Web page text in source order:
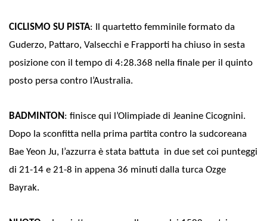
CICLISMO SU PISTA: Il quartetto femminile formato da
Guderzo, Pattaro, Valsecchi e Frapporti ha chiuso in sesta
posizione con il tempo di 4:28.368 nella finale per il quinto
posto persa contro l’Australia.
BADMINTON: finisce qui l’Olimpiade di Jeanine Cicognini.
Dopo la sconfitta nella prima partita contro la sudcoreana
Bae Yeon Ju, l’azzurra è stata battuta in due set coi punteggi
di 21-14 e 21-8 in appena 36 minuti dalla turca Ozge
Bayrak.